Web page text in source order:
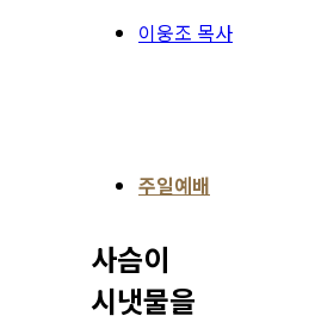
이웅조 목사
주일예배
사슴이
시냇물을